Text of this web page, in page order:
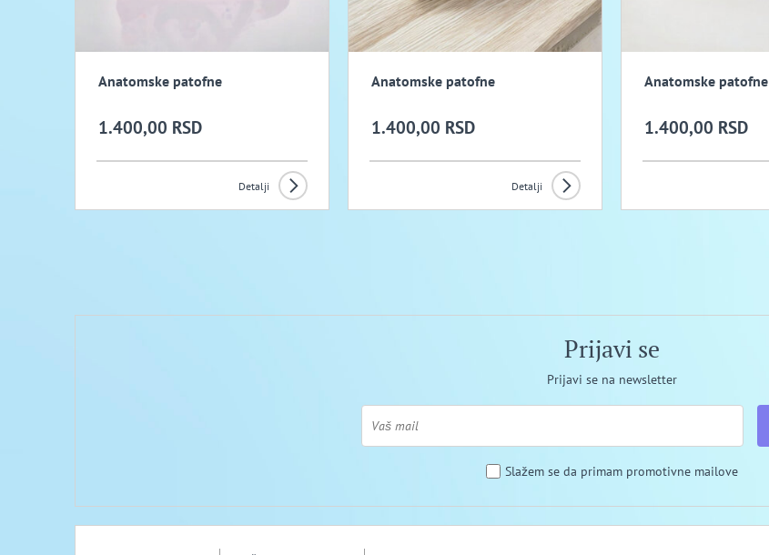
Anatomske patofne
1.400,00 RSD
Detalji
Anatomske patofne
1.400,00 RSD
Detalji
Anatomske patofne
1.400,00 RSD
Prijavi se
Prijavi se na newsletter
Slažem se da primam promotivne mailove